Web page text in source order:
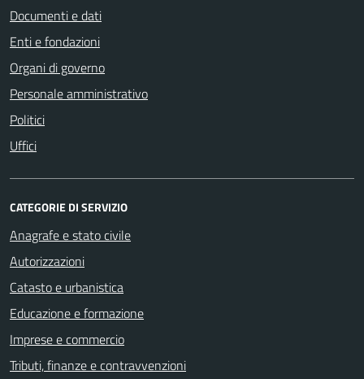
Documenti e dati
Enti e fondazioni
Organi di governo
Personale amministrativo
Politici
Uffici
CATEGORIE DI SERVIZIO
Anagrafe e stato civile
Autorizzazioni
Catasto e urbanistica
Educazione e formazione
Imprese e commercio
Tributi, finanze e contravvenzioni